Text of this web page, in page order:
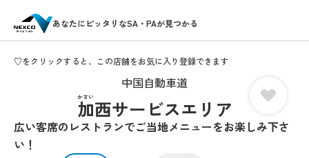
あなたにピッタリなSA・PAが見つかる
♡をクリックすると、この店舗をお気に入り登録できます
中国自動車道
加西サービスエリア
かさい
広い客席のレストランでご当地メニューをお楽しみ下さ
い！